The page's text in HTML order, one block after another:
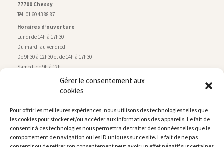
Gérer le consentement aux
cookies
Pour offrir les meilleures expériences, nous utilisons des technologies telles que
les cookies pour stocker et/ou accéder aux informations des appareils. Le fait de
consentir à ces technologies nous permettra de traiter des données telles que le
comportement de navigation ou les ID uniques sur ce site. Le fait de ne pas
77700 Chessy
Tél. 01 60 43 88 87
Horaires d’ouverture
Lundi de 14h à 17h30
Du mardi au vendredi
De 9h30 à 12h30 et de 14h à 17h30
Samedi de 9h à 12h
Service technique
rue de Montry–77700 Chessy
Tél. 01 60 43 52 63
Horaires d’ouverture
Lundi, mardi et jeudi